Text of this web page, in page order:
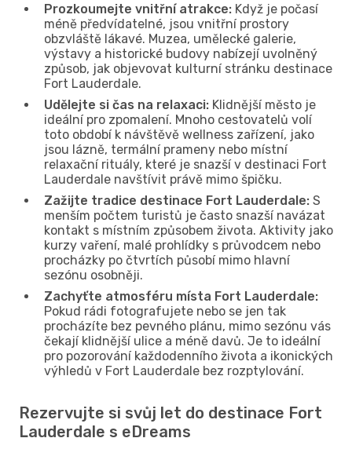
Prozkoumejte vnitřní atrakce: Když je počasí
méně předvídatelné, jsou vnitřní prostory
obzvláště lákavé. Muzea, umělecké galerie,
výstavy a historické budovy nabízejí uvolněný
způsob, jak objevovat kulturní stránku destinace
Fort Lauderdale.
Udělejte si čas na relaxaci: Klidnější město je
ideální pro zpomalení. Mnoho cestovatelů volí
toto období k návštěvě wellness zařízení, jako
jsou lázně, termální prameny nebo místní
relaxační rituály, které je snazší v destinaci Fort
Lauderdale navštívit právě mimo špičku.
Zažijte tradice destinace Fort Lauderdale: S
menším počtem turistů je často snazší navázat
kontakt s místním způsobem života. Aktivity jako
kurzy vaření, malé prohlídky s průvodcem nebo
procházky po čtvrtích působí mimo hlavní
sezónu osobněji.
Zachyťte atmosféru místa Fort Lauderdale:
Pokud rádi fotografujete nebo se jen tak
procházíte bez pevného plánu, mimo sezónu vás
čekají klidnější ulice a méně davů. Je to ideální
pro pozorování každodenního života a ikonických
výhledů v Fort Lauderdale bez rozptylování.
Rezervujte si svůj let do destinace Fort
Lauderdale s eDreams